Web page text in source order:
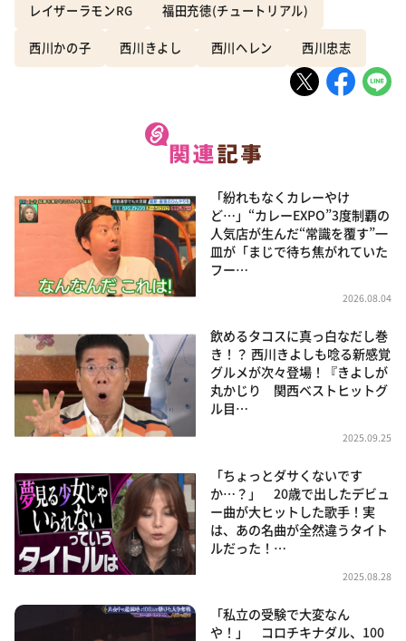
レイザーラモンRG 福田充徳(チュートリアル)
西川かの子 西川きよし 西川ヘレン 西川忠志
「紛れもなくカレーやけ
ど…」“カレーEXPO”3度制覇の
人気店が生んだ“常識を覆す”一
皿が「まじで待ち焦がれていた
フー…
2026.08.04
飲めるタコスに真っ白なだし巻
き！？ 西川きよしも唸る新感覚
グルメが次々登場！『きよしが
丸かじり 関西ベストヒットグ
ル目…
2025.09.25
「ちょっとダサくないです
か…？」 20歳で出したデビュ
ー曲が大ヒットした歌手！実
は、あの名曲が全然違うタイト
ルだった！…
2025.08.28
「私立の受験で大変なん
や！」 コロチキナダル、100